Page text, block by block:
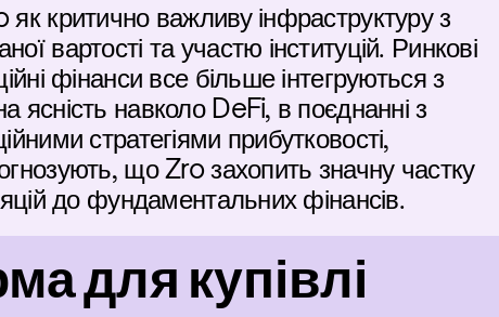
критично важливу інфраструктуру з
вартості та участю інституцій. Ринкові
фінанси все більше інтегруються з
ясність навколо DeFi, в поєднанні з
стратегіями прибутковості,
що Zro захопить значну частку
до фундаментальних фінансів.
для купівлі